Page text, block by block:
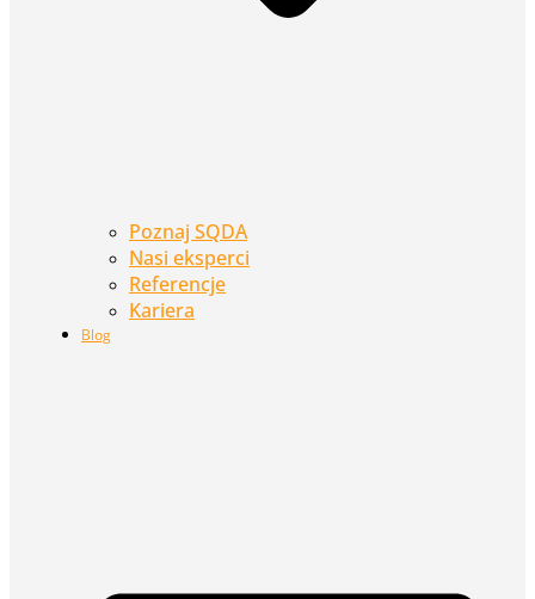
Poznaj SQDA
Nasi eksperci
Referencje
Kariera
Blog